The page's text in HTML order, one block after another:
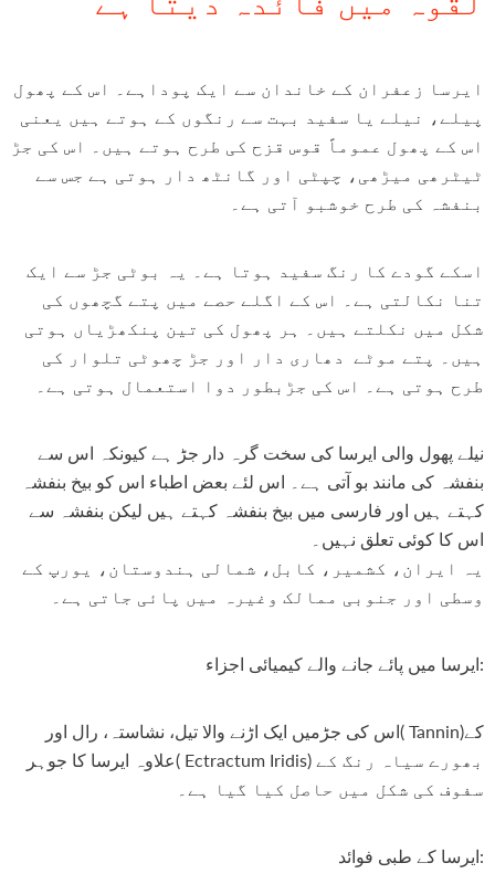
ایرسا زعفران کے خاندان سے ایک پوداہے۔ اس کے پھول
پیلے، نیلے یا سفید بہت سے رنگوں کے ہوتے ہیں یعنی
اس کے پھول عموماً قوس قزح کی طرح ہوتے ہیں۔ اس کی جڑ
ٹیٹرھی میڑھی، چپٹی اور گانٹھ دار ہوتی ہے جس سے
بنفشہ کی طرح خوشبو آتی ہے۔
تنا نکالتی ہے۔ اس کے اگلے حصے میں پتے گچھوں کی
شکل میں نکلتے ہیں۔ ہر پھول کی تین پنکھڑیاں ہوتی
ہیں۔ پتے موٹے دھاری دار اور جڑ چھوٹی تلوار کی
طرح ہوتی ہے۔ اس کی جڑبطور دوا استعمال ہوتی ہے۔
نیلے پھول والی ایرسا کی سخت گرہ دار جڑ ہے کیونکہ اس سے
بنفشہ کی مانند بو آتی ہے۔ اس لئے بعض اطباء اس کو بیخ بنفشہ
کہتے ہیں اور فارسی میں بیخ بنفشہ کہتے ہیں لیکن بنفشہ سے
اس کا کوئی تعلق نہیں۔
یہ ایران، کشمیر، کابل، شمالی ہندوستان، یورپ کے
وسطی اور جنوبی ممالک وغیرہ میں پائی جاتی ہے۔
ایرسا میں پائے جانے والے کیمیائی اجزاء:
اس کی جڑمیں ایک اڑنے والا تیل، نشاستہ، رال اور( Tannin)کے
علاوہ ایرسا کا جوہر( Ectractum Iridis) بھورے سیاہ رنگ کے
سفوف کی شکل میں حاصل کیا گیا ہے۔
ایرسا کے طبی فوائد: